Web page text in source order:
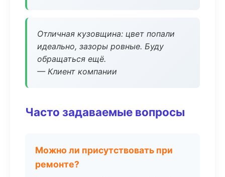
Отличная кузовщина: цвет попали
идеально, зазоры ровные. Буду
обращаться ещё.
— Клиент компании
Часто задаваемые вопросы
Можно ли присутствовать при
ремонте?